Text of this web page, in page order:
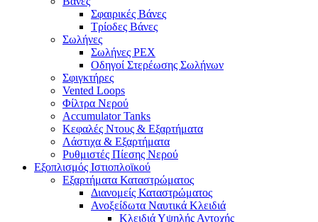
Σφαιρικές Βάνες
Τρίοδες Βάνες
Σωλήνες
Σωλήνες PEX
Οδηγοί Στερέωσης Σωλήνων
Σφιγκτήρες
Vented Loops
Φίλτρα Νερού
Accumulator Tanks
Κεφαλές Ντους & Εξαρτήματα
Λάστιχα & Εξαρτήματα
Ρυθμιστές Πίεσης Νερού
Εξοπλισμός Ιστιοπλοϊκού
Εξαρτήματα Καταστρώματος
Διανομείς Καταστρώματος
Ανοξείδωτα Ναυτικά Κλειδιά
Κλειδιά Υψηλής Αντοχής